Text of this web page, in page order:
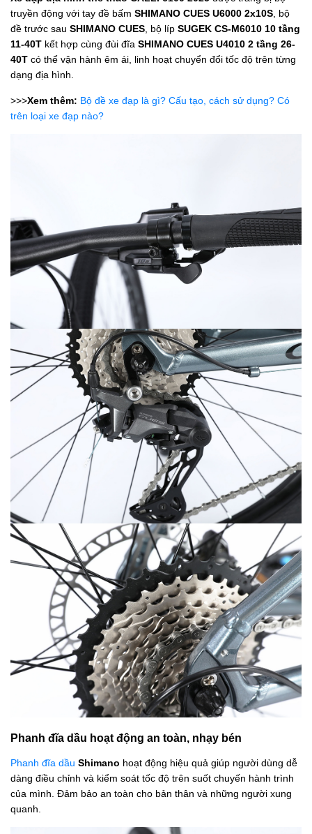
truyền động với tay đề bấm SHIMANO CUES U6000 2x10S , bộ
đề trước sau SHIMANO CUES , bộ líp SUGEK CS-M6010 10 tầng
11-40T kết hợp cùng đùi đĩa SHIMANO CUES U4010 2 tầng 26-
40T có thể vận hành êm ái, linh hoạt chuyển đổi tốc độ trên từng
dạng địa hình.
>>>Xem thêm: Bộ đề xe đạp là gì? Cấu tạo, cách sử dụng? Có
trên loại xe đạp nào?
Phanh đĩa dầu hoạt động an toàn, nhạy bén
Phanh đĩa dầu Shimano hoạt động hiệu quả giúp người dùng dễ
dàng điều chỉnh và kiểm soát tốc độ trên suốt chuyến hành trình
của mình. Đảm bảo an toàn cho bản thân và những người xung
quanh.